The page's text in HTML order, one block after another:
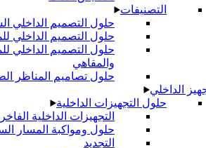
حلول التصميم الداخلي السكني
حلول التصميم الداخلي للمتاجر
حلول التصميم الداخلي للمطاعم
حلول تصاميم المناظر الطبيعية
الداخلية
التجهيزات الداخلية الفاخرة
حلول ومواكبة المسار السريع